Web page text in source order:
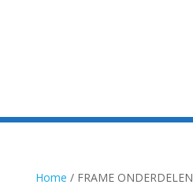
Home / FRAME ONDERDELEN